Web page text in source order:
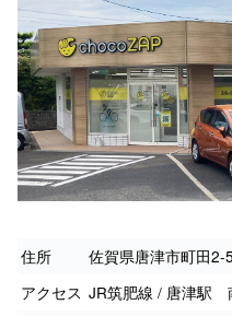
住所
佐賀県唐津市町田
アクセス JR筑肥線 / 唐津駅